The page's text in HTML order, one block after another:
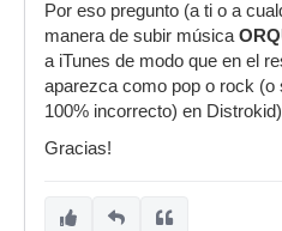
Por eso pregunto (a ti o a
manera de subir música
a iTunes de modo que en el
aparezca como pop o rock (o
100% incorrecto) en Distrokid)
Gracias!